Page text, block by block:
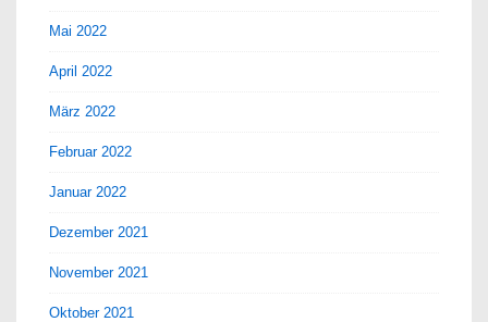
Mai 2022
April 2022
März 2022
Februar 2022
Januar 2022
Dezember 2021
November 2021
Oktober 2021